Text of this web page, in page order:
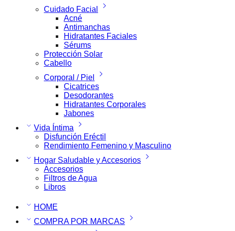
Cuidado Facial
Acné
Antimanchas
Hidratantes Faciales
Sérums
Protección Solar
Cabello
Corporal / Piel
Cicatrices
Desodorantes
Hidratantes Corporales
Jabones
Vida Íntima
Disfunción Eréctil
Rendimiento Femenino y Masculino
Hogar Saludable y Accesorios
Accesorios
Filtros de Agua
Libros
HOME
COMPRA POR MARCAS